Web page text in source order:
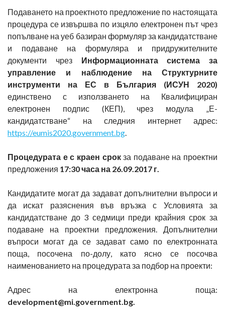
Подаването на проектното предложение по настоящата
процедура се извършва по изцяло електронен път чрез
попълване на уеб базиран формуляр за кандидатстване
и подаване на формуляра и придружителните
документи чрез Информационната система за
управление и наблюдение на Структурните
инструменти на ЕС в България (ИСУН 2020)
единствено с използването на Квалифициран
електронен подпис (КЕП), чрез модула „Е-
кандидатстване“ на следния интернет адрес:
https://eumis2020.government.bg.
Процедурата е с краен срокза подаване на проектни
предложения 17:30 часа на 26.09.2017 г.
Кандидатите могат да задават допълнителни въпроси и
да искат разяснения във връзка с Условията за
кандидатстване до 3 седмици преди крайния срок за
подаване на проектни предложения. Допълнителни
въпроси могат да се задават само по електронната
поща, посочена по-долу, като ясно се посочва
наименованието на процедурата за подбор на проекти:
Адрес на електронна поща:
development@mi.government.bg.